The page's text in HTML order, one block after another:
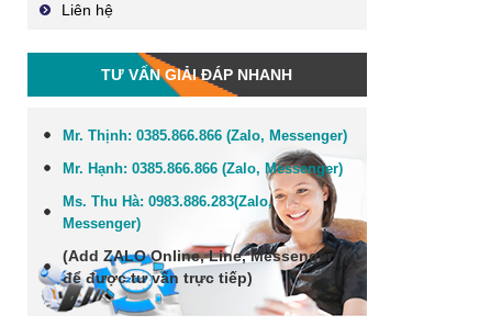
Liên hệ
TƯ VẤN GIẢI ĐÁP NHANH
Mr. Thịnh: 0385.866.866 (Zalo, Messenger)
Mr. Hạnh: 0385.866.866 (Zalo, Messenger)
Ms. Thu Hà: 0983.886.283(Zalo,
Messenger)
(Add ZALO Online, Line, Messenger
để được tư vấn trực tiếp)